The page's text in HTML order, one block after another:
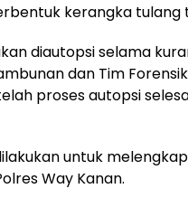
kerangka tulang
diautopsi selama
dan Tim
proses autopsi
untuk
Way Kanan.